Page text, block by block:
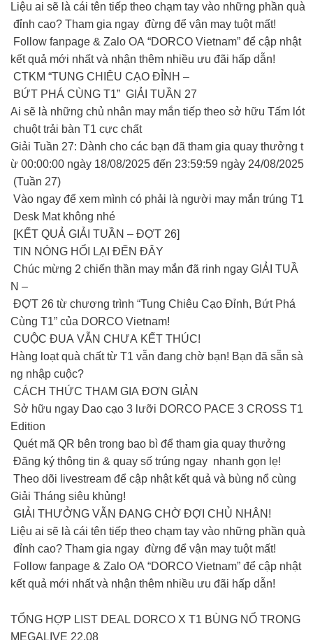
Liệu ai sẽ là cái tên tiếp theo chạm tay vào những phần quà
đỉnh cao? Tham gia ngay đừng để vận may tuột mất!
Follow fanpage & Zalo OA “DORCO Vietnam” để cập nhật
kết quả mới nhất và nhận thêm nhiều ưu đãi hấp dẫn!
CTKM “TUNG CHIÊU CẠO ĐỈNH –
BỨT PHÁ CÙNG T1” GIẢI TUẦN 27
Ai sẽ là những chủ nhân may mắn tiếp theo sở hữu Tấm lót
chuột trải bàn T1 cực chất
Giải Tuần 27: Dành cho các bạn đã tham gia quay thưởng t
ừ 00:00:00 ngày 18/08/2025 đến 23:59:59 ngày 24/08/2025
(Tuần 27)
Vào ngay để xem mình có phải là người may mắn trúng T1
Desk Mat không nhé
[KẾT QUẢ GIẢI TUẦN – ĐỢT 26]
TIN NÓNG HỔI LẠI ĐẾN ĐÂY
Chúc mừng 2 chiến thần may mắn đã rinh ngay GIẢI TUẦ
N –
ĐỢT 26 từ chương trình “Tung Chiêu Cạo Đỉnh, Bứt Phá
Cùng T1” của DORCO Vietnam!
CUỘC ĐUA VẪN CHƯA KẾT THÚC!
Hàng loạt quà chất từ T1 vẫn đang chờ bạn! Bạn đã sẵn sà
ng nhập cuộc?
CÁCH THỨC THAM GIA ĐƠN GIẢN
Sở hữu ngay Dao cạo 3 lưỡi DORCO PACE 3 CROSS T1
Edition
Quét mã QR bên trong bao bì để tham gia quay thưởng
Đăng ký thông tin & quay số trúng ngay nhanh gọn lẹ!
Theo dõi livestream để cập nhật kết quả và bùng nổ cùng
Giải Tháng siêu khủng!
GIẢI THƯỞNG VẪN ĐANG CHỜ ĐỢI CHỦ NHÂN!
Liệu ai sẽ là cái tên tiếp theo chạm tay vào những phần quà
đỉnh cao? Tham gia ngay đừng để vận may tuột mất!
Follow fanpage & Zalo OA “DORCO Vietnam” để cập nhật
kết quả mới nhất và nhận thêm nhiều ưu đãi hấp dẫn!
TỔNG HỢP LIST DEAL DORCO X T1 BÙNG NỔ TRONG
MEGALIVE 22.08